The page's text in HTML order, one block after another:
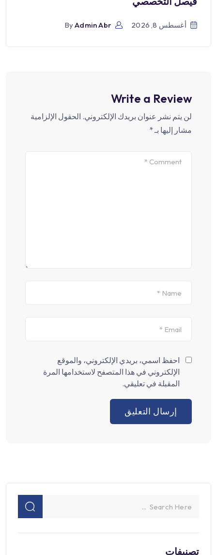
أغسطس 8, 2026 ByAdmin Abr
Write a Review
لن يتم نشر عنوان بريدك الإلكتروني. الحقول الإلزامية
مشار إليها بـ*
احفظ اسمي، بريدي الإلكتروني، والموقع
الإلكتروني في هذا المتصفح لاستخدامها المرة
المقبلة في تعليقي.
تصنيفات